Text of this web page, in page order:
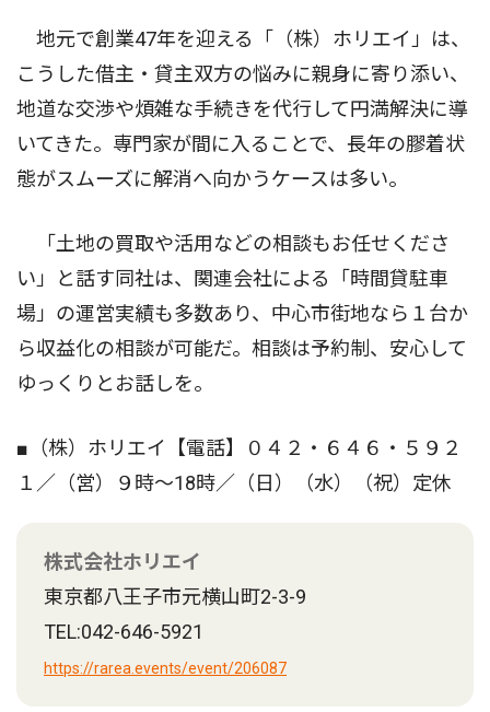
地元で創業47年を迎える「（株）ホリエイ」は、
こうした借主・貸主双方の悩みに親身に寄り添い、
地道な交渉や煩雑な手続きを代行して円満解決に導
いてきた。専門家が間に入ることで、長年の膠着状
態がスムーズに解消へ向かうケースは多い。
「土地の買取や活用などの相談もお任せくださ
い」と話す同社は、関連会社による「時間貸駐車
場」の運営実績も多数あり、中心市街地なら１台か
ら収益化の相談が可能だ。相談は予約制、安心して
ゆっくりとお話しを。
■（株）ホリエイ【電話】０４２・６４６・５９２
１／（営）９時〜18時／（日）（水）（祝）定休
株式会社ホリエイ
東京都八王子市元横山町2-3-9
TEL:042-646-5921
https://rarea.events/event/206087